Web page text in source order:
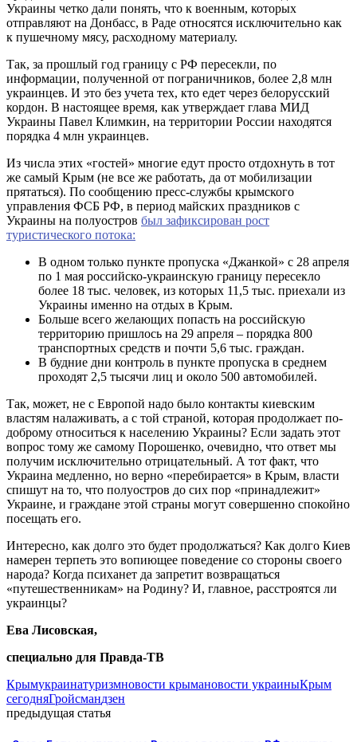
Украины четко дали понять, что к военным, которых
отправляют на Донбасс, в Раде относятся исключительно как
к пушечному мясу, расходному материалу.
Так, за прошлый год границу с РФ пересекли, по
информации, полученной от пограничников, более 2,8 млн
украинцев. И это без учета тех, кто едет через белорусский
кордон. В настоящее время, как утверждает глава МИД
Украины Павел Климкин, на территории России находятся
порядка 4 млн украинцев.
Из числа этих «гостей» многие едут просто отдохнуть в тот
же самый Крым (не все же работать, да от мобилизации
прятаться). По сообщению пресс-службы крымского
управления ФСБ РФ, в период майских праздников с
Украины на полуостров был зафиксирован рост
туристического потока:
В одном только пункте пропуска «Джанкой» с 28 апреля
по 1 мая российско-украинскую границу пересекло
более 18 тыс. человек, из которых 11,5 тыс. приехали из
Украины именно на отдых в Крым.
Больше всего желающих попасть на российскую
территорию пришлось на 29 апреля – порядка 800
транспортных средств и почти 5,6 тыс. граждан.
В будние дни контроль в пункте пропуска в среднем
проходят 2,5 тысячи лиц и около 500 автомобилей.
Так, может, не с Европой надо было контакты киевским
властям налаживать, а с той страной, которая продолжает по-
доброму относиться к населению Украины? Если задать этот
вопрос тому же самому Порошенко, очевидно, что ответ мы
получим исключительно отрицательный. А тот факт, что
Украина медленно, но верно «перебирается» в Крым, власти
спишут на то, что полуостров до сих пор «принадлежит»
Украине, и граждане этой страны могут совершенно спокойно
посещать его.
Интересно, как долго это будет продолжаться? Как долго Киев
намерен терпеть это вопиющее поведение со стороны своего
народа? Когда психанет да запретит возвращаться
«путешественникам» на Родину? И, главное, расстроятся ли
украинцы?
Ева Лисовская,
специально для Правда-ТВ
Крымукраинатуризмновости крымановости украиныКрым
сегодняГройсмандзен
предыдущая статья